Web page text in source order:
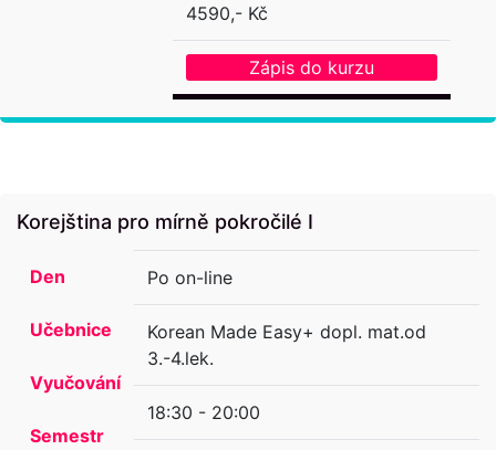
4590,- Kč
Zápis do kurzu
Korejština pro mírně pokročilé I
Den
Učebnice
Vyučování
Semestr
Po on-line
Korean Made Easy+ dopl. mat.od
3.-4.lek.
18:30 - 20:00